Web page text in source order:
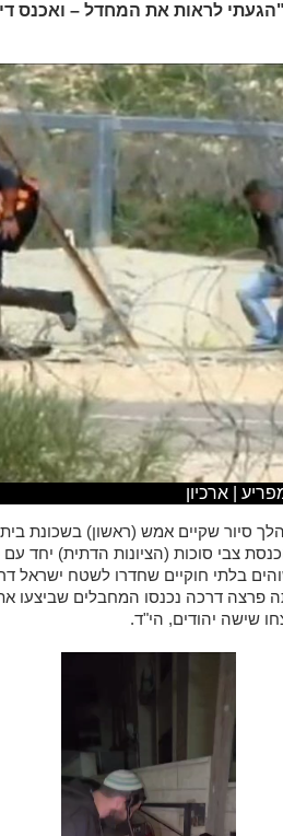
לראות את המחדל – ואכנס
| ארכיון
סיור שקיים אמש (ראשון) בשכונת בית
צבי סוכות (הציונות הדתית) יחד עם
בלתי חוקיים שחדרו לשטח ישראל
פרצה דרכה נכנסו המחבלים שביצעו
שישה יהודים, הי"ד.